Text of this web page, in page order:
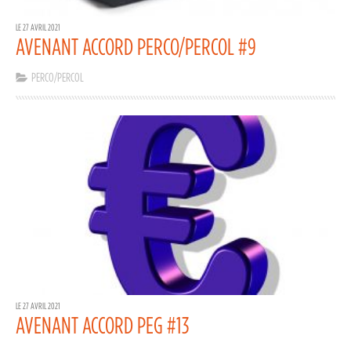
LE 27 AVRIL 2021
AVENANT ACCORD PERCO/PERCOL #9
PERCO/PERCOL
LE 27 AVRIL 2021
AVENANT ACCORD PEG #13